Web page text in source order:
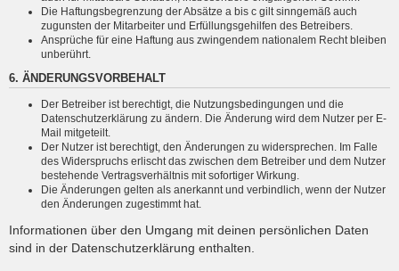
Die Haftungsbegrenzung der Absätze a bis c gilt sinngemäß auch
zugunsten der Mitarbeiter und Erfüllungsgehilfen des Betreibers.
Ansprüche für eine Haftung aus zwingendem nationalem Recht bleiben
unberührt.
6. ÄNDERUNGSVORBEHALT
Der Betreiber ist berechtigt, die Nutzungsbedingungen und die
Datenschutzerklärung zu ändern. Die Änderung wird dem Nutzer per E-
Mail mitgeteilt.
Der Nutzer ist berechtigt, den Änderungen zu widersprechen. Im Falle
des Widerspruchs erlischt das zwischen dem Betreiber und dem Nutzer
bestehende Vertragsverhältnis mit sofortiger Wirkung.
Die Änderungen gelten als anerkannt und verbindlich, wenn der Nutzer
den Änderungen zugestimmt hat.
Informationen über den Umgang mit deinen persönlichen Daten
sind in der Datenschutzerklärung enthalten.